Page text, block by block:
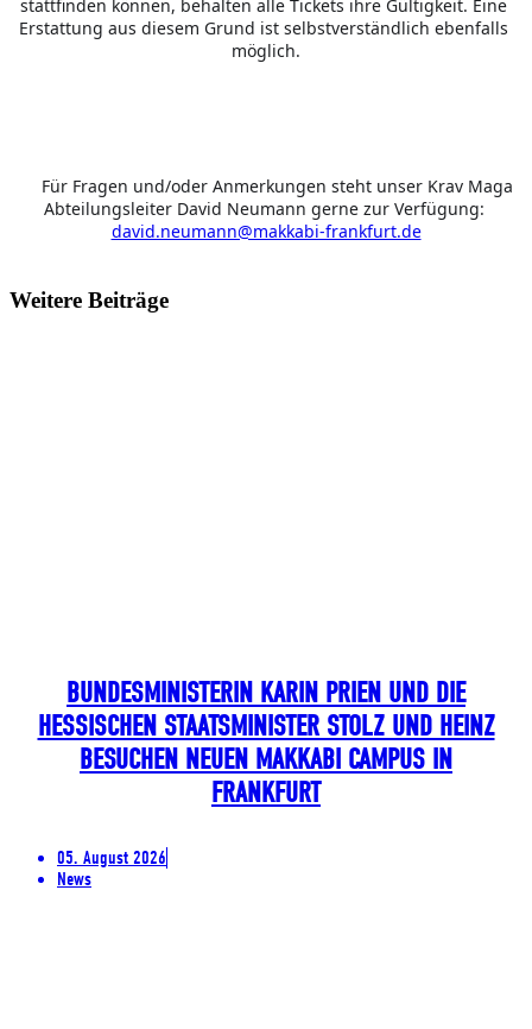
stattfinden können, behalten alle Tickets ihre Gültigkeit. Eine
Erstattung aus diesem Grund ist selbstverständlich ebenfalls
möglich.
???? Für Fragen und/oder Anmerkungen steht unser Krav Maga
david.neumann@makkabi-frankfurt.de
Weitere Beiträge
BUNDESMINISTERIN KARIN PRIEN UND DIE
HESSISCHEN STAATSMINISTER STOLZ UND HEINZ
BESUCHEN NEUEN MAKKABI CAMPUS IN
FRANKFURT
05. August 2026
News